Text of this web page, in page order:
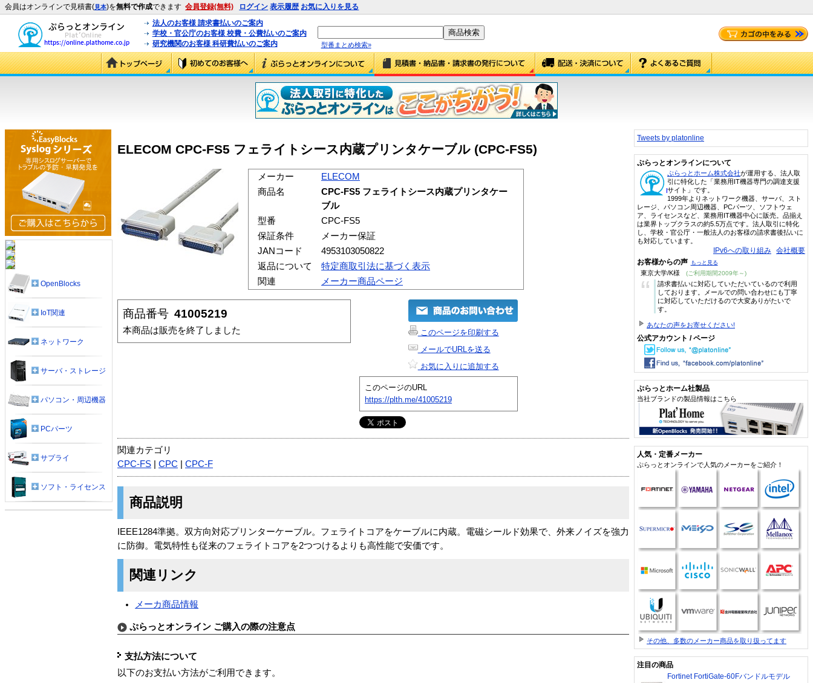
会員はオンラインで見積書(見本)を無料で作成できます 会員登録(無料) ログイン 表示履歴 お気に入りを見る
法人のお客様 請求書払いのご案内
学校・官公庁のお客様 校費・公費払いのご案内
研究機関のお客様 科研費払いのご案内
型番まとめ検索»
ELECOM CPC-FS5 フェライトシース内蔵プリンタケーブル (CPC-FS5)
メーカー
ELECOM
商品名
CPC-FS5 フェライトシース内蔵プリンタケー
ブル
型番
CPC-FS5
保証条件
メーカー保証
JANコード
4953103050822
返品について
特定商取引法に基づく表示
関連
メーカー商品ページ
商品番号 41005219
本商品は販売を終了しました
このページを印刷する
メールでURLを送る
お気に入りに追加する
このページのURL
https://plth.me/41005219
関連カテゴリ
CPC-FS
CPC CPC-F
商品説明
IEEE1284準拠。双方向対応プリンターケーブル。フェライトコアをケーブルに内蔵。電磁シールド効果で、外来ノイズを強力
に防御。電気特性も従来のフェライトコアを2つつけるよりも高性能で安価です。
関連リンク
メーカ商品情報
ぷらっとオンライン ご購入の際の注意点
支払方法について
以下のお支払い方法がご利用できます。
OpenBlocks
IoT関連
ネットワーク
サーバ・ストレージ
パソコン・周辺機器
PCパーツ
サプライ
ソフト・ライセンス
Tweets by platonline
ぷらっとオンラインについて
ぷらっとホーム株式会社が運用する、法人取
引に特化した「業務用IT機器専門の調達支援
サイト」です。
1999年よりネットワーク機器、サーバ、スト
レージ、パソコン周辺機器、PCパーツ、ソフトウェ
ア、ライセンスなど、業務用IT機器中心に販売。品揃え
は業界トップクラスの約5.5万点です。法人取引に特化
し、学校・官公庁・一般法人のお客様の請求書後払いに
も対応しています。
IPv6への取り組み 会社概要
お客様からの声 もっと見る
東京大学/K様 (ご利用期間2009年～)
“
請求書払いに対応していただいているので利用
しております。メールでの問い合わせにも丁寧
に対応していただけるので大変ありがたいで
す。
あなたの声をお寄せください!
公式アカウント / ページ
ぷらっとホーム社製品
当社ブランドの製品情報はこちら
人気・定番メーカー
ぷらっとオンラインで人気のメーカーをご紹介！
その他、多数のメーカー商品を取り扱ってます
注目の商品
Fortinet FortiGate-60Fバンドルモデル